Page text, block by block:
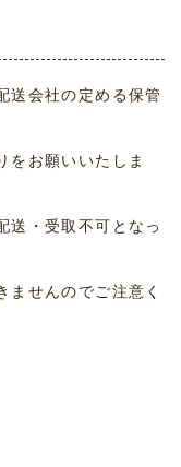
送会社の定める保管
をお願いいたしま
送・受取不可となっ
ませんのでご注意く